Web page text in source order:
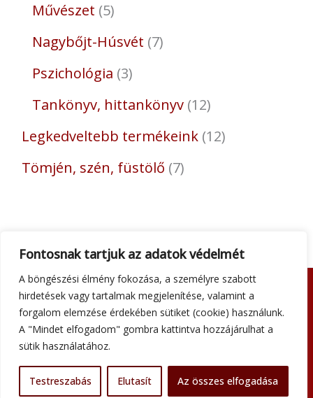
Fontosnak tartjuk az adatok védelmét
A böngészési élmény fokozása, a személyre szabott
hirdetések vagy tartalmak megjelenítése, valamint a
forgalom elemzése érdekében sütiket (cookie) használunk.
A "Mindet elfogadom" gombra kattintva hozzájárulhat a
sütik használatához.
Testreszabás Elutasít Az összes elfogadása
Művészet 5
Nagybőjt-Húsvét 7
Pszichológia 3
Tankönyv, hittankönyv 12
Legkedveltebb termékeink 12
Tömjén, szén, füstölő 7
Adatkezelési tájékoztató
Általános szerződési feltételek
Kapcsolat